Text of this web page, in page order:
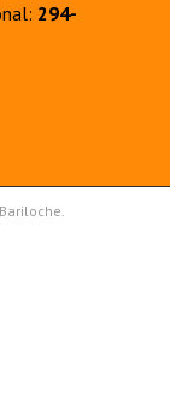
294-